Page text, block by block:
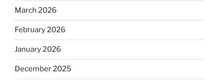
March 2026
February 2026
January 2026
December 2025